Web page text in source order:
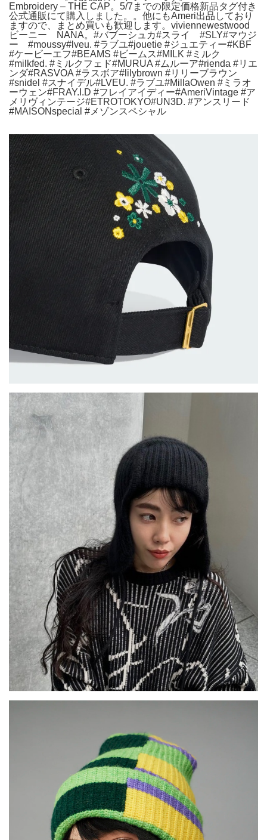
Embroidery – THE CAP。5/7までの限定価格新品タグ付き
公式通販にて購入しました。。他にもAmeri出品しており
ますので、まとめ買いも歓迎します。viviennewestwood
ビーニー NANA。#バブーシュカ#スライ #SLY#マウジ
ー #moussy#lveu. #ラブユ#jouetie #ジュエティー#KBF
#ケービーエフ#BEAMS #ビームス#MILK #ミルク
#milkfed. #ミルクフェド#MURUA #ムルーア#rienda #リエ
ンダ#RASVOA #ラスボア#lilybrown #リリーブラウン
#snidel #スナイデル#LVEU. #ラブユ#MillaOwen #ミラオ
ーウェン#FRAY.I.D #フレイアイディー#AmeriVintage #ア
メリヴィンテージ#ETROTOKYO#UN3D. #アンスリード
#MAISONspecial #メゾンスペシャル